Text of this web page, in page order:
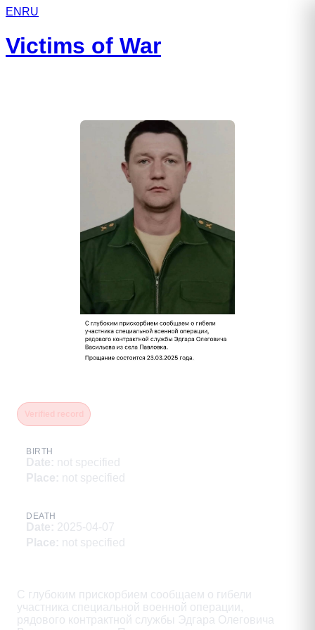
EN RU
Victims of War
BIRTH
Date: not specified
Place: not specified
DEATH
Date: 2025-04-07
Place: not specified
С глубоким прискорбием сообщаем о гибели
участника специальной военной операции,
рядового контрактной службы Эдгара Олеговича